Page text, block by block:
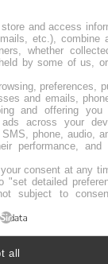
store and access
etc.), combine
whether
by some of us,
preferences,
and emails,
and offering you
across your
phone, audio,
performance, and
consent at any
"set detailed
subject to
all